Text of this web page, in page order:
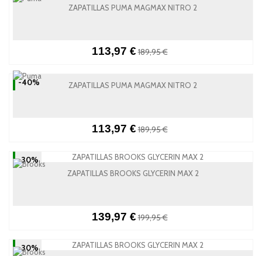
ZAPATILLAS PUMA MAGMAX NITRO 2
113,97 €189,95 €
-40% ZAPATILLAS PUMA MAGMAX NITRO 2
113,97 €189,95 €
-30%
ZAPATILLAS BROOKS GLYCERIN MAX 2
139,97 €199,95 €
-30%